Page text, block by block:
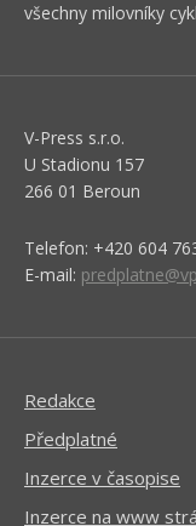
všechny milovníky
V-Press s.r.o.
U Stadionu 157
266 01 Beroun
Telefon: +420 604
E-mail:
Redakce
Předplatné
Inzerce v časopise
Inzerce na www